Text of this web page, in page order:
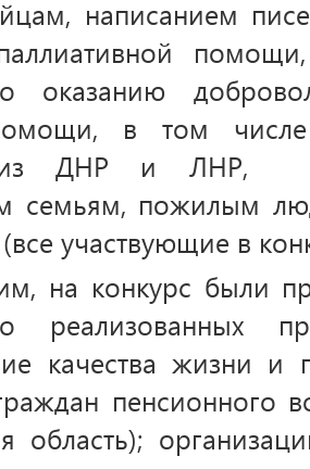
написанием
оказанию
в том
из ДНР и ЛНР,
семьям, пожилым
участвующие в
на конкурс были
реализованных
качества жизни и
пенсионного
область);